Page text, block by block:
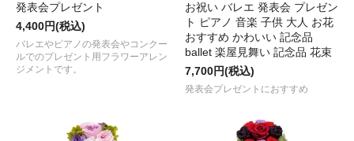
発表会プレゼント
4,400円(税込)
バレエやピアノの発表会やコンクー
ルでのプレゼント用フラワーアレン
ジメントです。
お祝い バレエ 発表会 プレゼン
ト ピアノ 音楽 子供 大人 お花
おすすめ かわいい 記念品
ballet 楽屋見舞い 記念品 花束
7,700円(税込)
発表会プレゼントにおすすめ